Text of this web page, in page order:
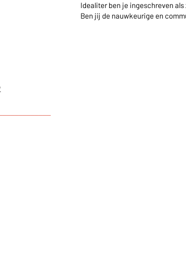
Idealiter ben je ingeschreven
Ben jij de nauwkeurige en